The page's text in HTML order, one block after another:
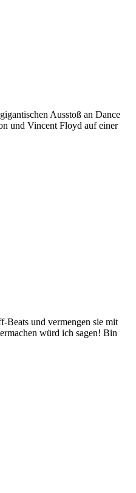
Ausstoß an Dance
und Vincent Floyd auf einer
Beats und vermengen sie mit
würd ich sagen! Bin